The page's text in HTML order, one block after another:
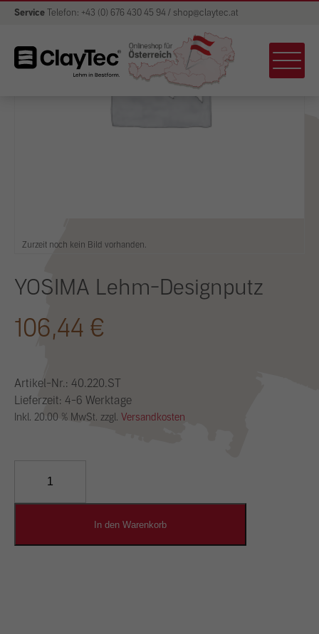
Service Telefon: +43 (0) 676 430 45 94 / shop@claytec.at
Zurzeit noch kein Bild vorhanden.
YOSIMA Lehm-Designputz
106,44 €
Artikel-Nr.: 40.220.ST
Lieferzeit: 4-6 Werktage
Inkl. 20.00 % MwSt. zzgl. Versandkosten
Designputz
In den Warenkorb